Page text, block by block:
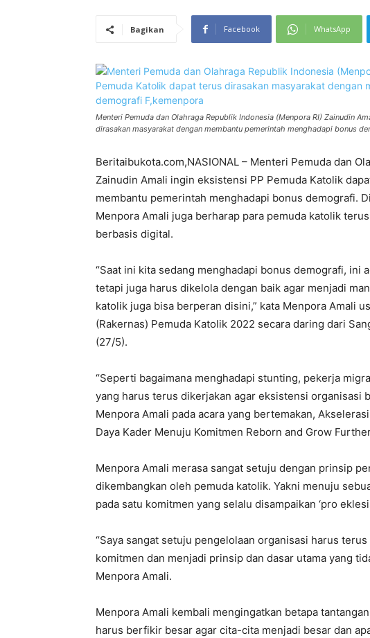
Bagikan Facebook WhatsApp
Menteri Pemuda dan Olahraga Republik Indonesia (Menpora RI) Zainudin
dirasakan masyarakat dengan membantu pemerintah menghadapi bonus
Beritaibukota.com,NASIONAL – Menteri Pemuda dan
Zainudin Amali ingin eksistensi PP Pemuda Katolik
membantu pemerintah menghadapi bonus demografi.
Menpora Amali juga berharap para pemuda katolik
berbasis digital.
“Saat ini kita sedang menghadapi bonus demografi, ini
tetapi juga harus dikelola dengan baik agar menjadi
katolik juga bisa berperan disini,” kata Menpora Amali
(Rakernas) Pemuda Katolik 2022 secara daring dari
(27/5).
“Seperti bagaimana menghadapi stunting, pekerja
yang harus terus dikerjakan agar eksistensi organisasi
Menpora Amali pada acara yang bertemakan,
Daya Kader Menuju Komitmen Reborn and Grow
Menpora Amali merasa sangat setuju dengan prinsip
dikembangkan oleh pemuda katolik. Yakni menuju
pada satu komitmen yang selalu disampaikan ‘pro
“Saya sangat setuju pengelolaan organisasi harus
komitmen dan menjadi prinsip dan dasar utama yang
Menpora Amali.
Menpora Amali kembali mengingatkan betapa
harus berfikir besar agar cita-cita menjadi besar dan